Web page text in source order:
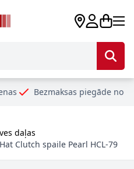
piegāde no 99€
daļas
Clutch spaile Pearl HCL-79